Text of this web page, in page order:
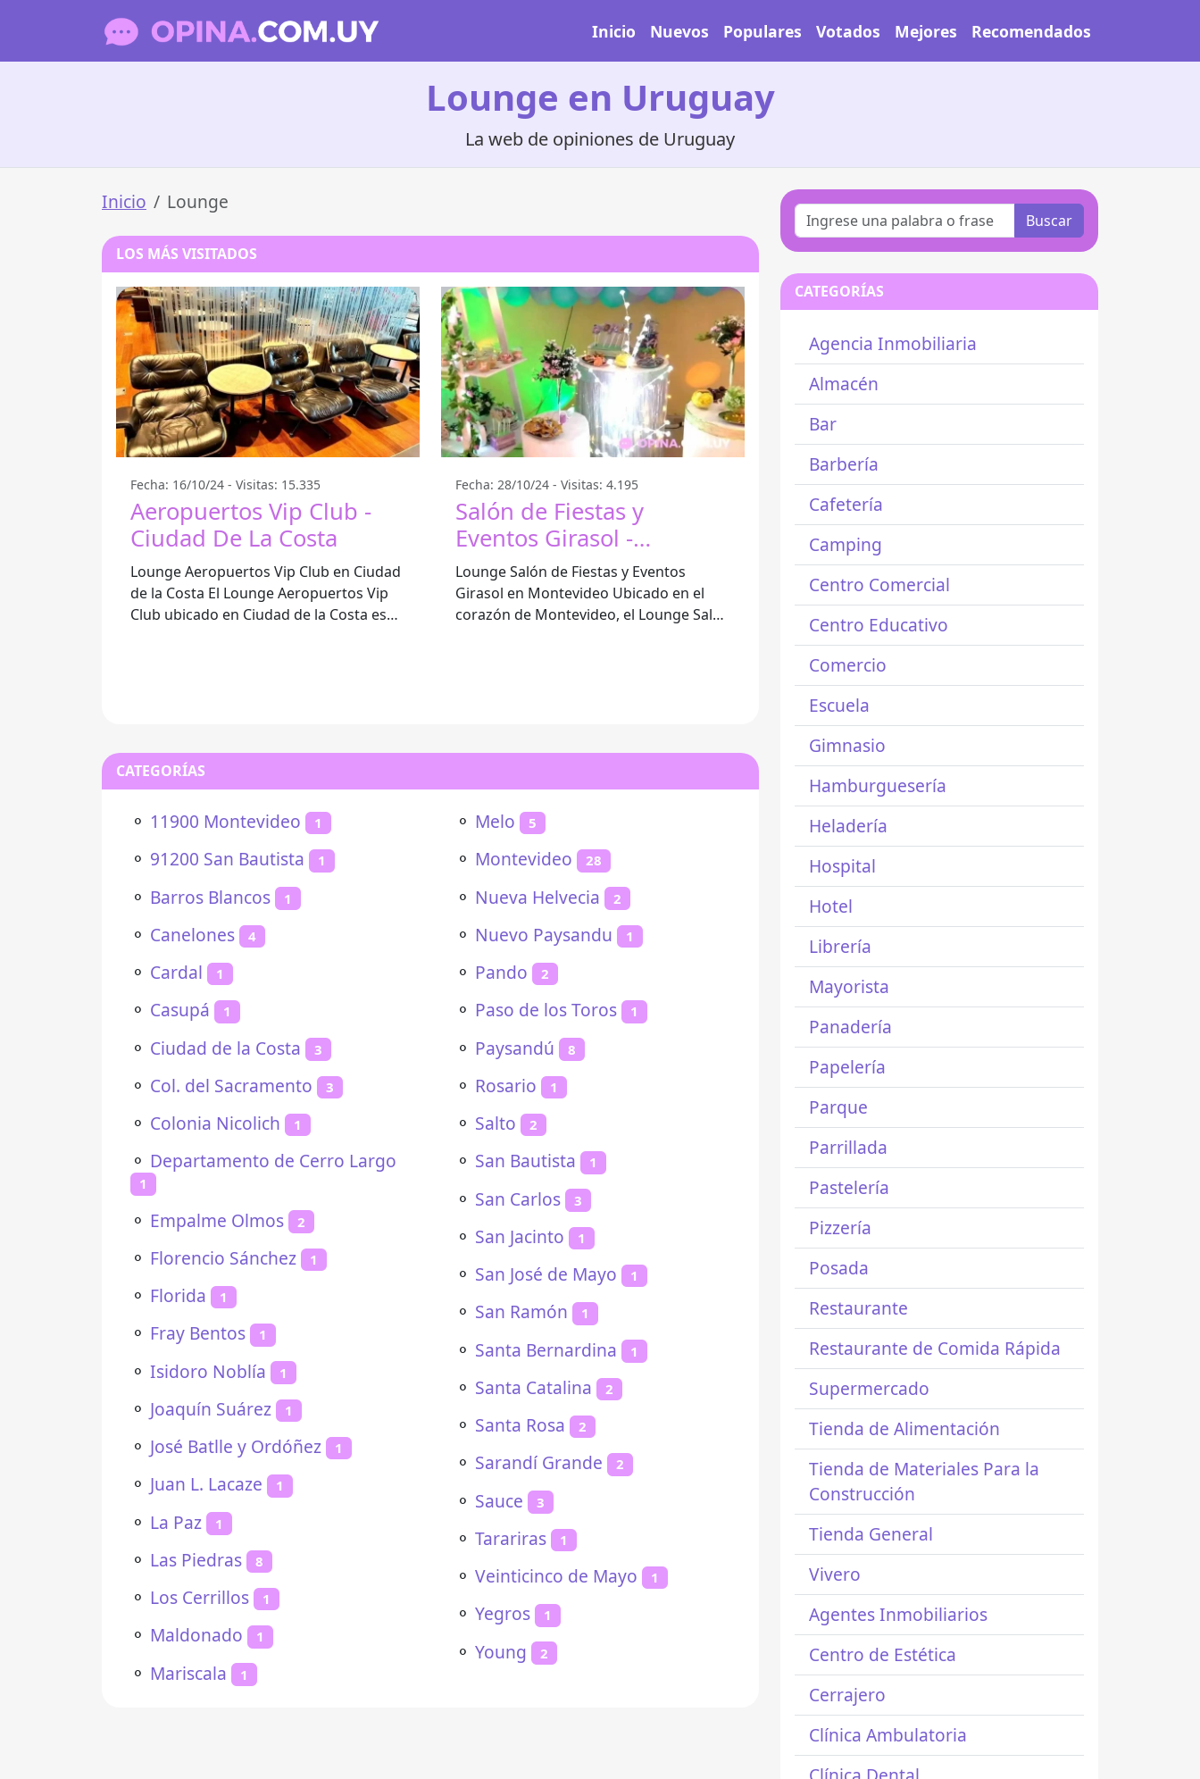
Inicio Nuevos Populares Votados Mejores Recomendados
Lounge en Uruguay
La web de opiniones de Uruguay
Inicio Lounge
LOS MÁS VISITADOS
Fecha: 16/10/24 - Visitas: 15.335
Aeropuertos Vip Club -
Ciudad De La Costa
Lounge Aeropuertos Vip Club en Ciudad
de la Costa El Lounge Aeropuertos Vip
Club ubicado en Ciudad de la Costa es
Fecha: 28/10/24 - Visitas: 4.195
Salón de Fiestas y
Eventos Girasol -
Montevideo
Lounge Salón de Fiestas y Eventos
Girasol en Montevideo Ubicado en el
corazón de Montevideo, el Lounge Salón
CATEGORÍAS
⚬ 11900 Montevideo 1
⚬ 91200 San Bautista 1
⚬ Barros Blancos 1
⚬ Canelones 4
⚬ Cardal 1
⚬ Casupá 1
⚬ Ciudad de la Costa 3
⚬ Col. del Sacramento 3
⚬ Colonia Nicolich 1
⚬ Departamento de Cerro Largo
1
⚬ Empalme Olmos 2
⚬ Florencio Sánchez 1
⚬ Florida 1
⚬ Fray Bentos 1
⚬ Isidoro Noblía 1
⚬ Joaquín Suárez 1
⚬ José Batlle y Ordóñez 1
⚬ Juan L. Lacaze 1
⚬ La Paz 1
⚬ Las Piedras 8
⚬ Los Cerrillos 1
⚬ Maldonado 1
⚬ Mariscala 1
⚬ Melo 5
⚬ Montevideo 28
⚬ Nueva Helvecia 2
⚬ Nuevo Paysandu 1
⚬ Pando 2
⚬ Paso de los Toros 1
⚬ Paysandú 8
⚬ Rosario 1
⚬ Salto 2
⚬ San Bautista 1
⚬ San Carlos 3
⚬ San Jacinto 1
⚬ San José de Mayo 1
⚬ San Ramón 1
⚬ Santa Bernardina 1
⚬ Santa Catalina 2
⚬ Santa Rosa 2
⚬ Sarandí Grande 2
⚬ Sauce 3
⚬ Tarariras 1
⚬ Veinticinco de Mayo 1
⚬ Yegros 1
⚬ Young 2
Buscar
CATEGORÍAS
Agencia Inmobiliaria
Almacén
Bar
Barbería
Cafetería
Camping
Centro Comercial
Centro Educativo
Comercio
Escuela
Gimnasio
Hamburguesería
Heladería
Hospital
Hotel
Librería
Mayorista
Panadería
Papelería
Parque
Parrillada
Pastelería
Pizzería
Posada
Restaurante
Restaurante de Comida Rápida
Supermercado
Tienda de Alimentación
Tienda de Materiales Para la
Construcción
Tienda General
Vivero
Agentes Inmobiliarios
Centro de Estética
Cerrajero
Clínica Ambulatoria